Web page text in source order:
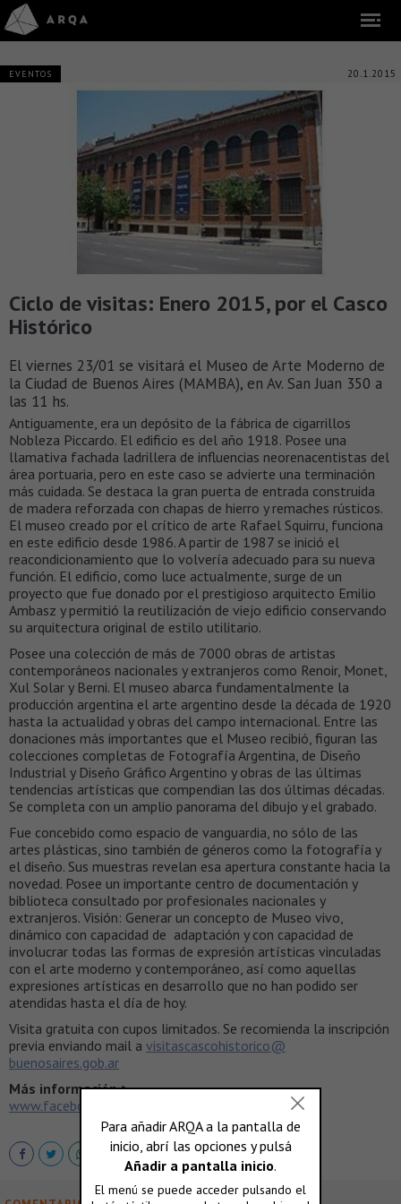
EVENTOS 20.1.2015
Ciclo de visitas: Enero 2015, por el Casco
Histórico
El viernes 23/01 se visitará el Museo de Arte Moderno de
la Ciudad de Buenos Aires (MAMBA), en Av. San Juan 350 a
las 11 hs.
Antiguamente, era un depósito de la fábrica de cigarrillos
Nobleza Piccardo. El edificio es del año 1918. Posee una
llamativa fachada ladrillera de influencias neorenacentistas del
área portuaria, pero en este caso se advierte una terminación
más cuidada. Se destaca la gran puerta de entrada construida
de madera reforzada con chapas de hierro y remaches rústicos.
El museo creado por el crítico de arte Rafael Squirru, funciona
en este edificio desde 1986. A partir de 1987 se inició el
reacondicionamiento que lo volvería adecuado para su nueva
función. El edificio, como luce actualmente, surge de un
proyecto que fue donado por el prestigioso arquitecto Emilio
Ambasz y permitió la reutilización de viejo edificio conservando
su arquitectura original de estilo utilitario.
Posee una colección de más de 7000 obras de artistas
contemporáneos nacionales y extranjeros como Renoir, Monet,
Xul Solar y Berni. El museo abarca fundamentalmente la
producción argentina el arte argentino desde la década de 1920
hasta la actualidad y obras del campo internacional. Entre las
donaciones más importantes que el Museo recibió, figuran las
colecciones completas de Fotografía Argentina, de Diseño
Industrial y Diseño Gráfico Argentino y obras de las últimas
tendencias artísticas que compendian las dos últimas décadas.
Se completa con un amplio panorama del dibujo y el grabado.
Fue concebido como espacio de vanguardia, no sólo de las
artes plásticas, sino también de géneros como la fotografía y
el diseño. Sus muestras revelan esa apertura constante hacia la
novedad. Posee un importante centro de documentación y
biblioteca consultado por profesionales nacionales y
extranjeros. Visión: Generar un concepto de Museo vivo,
dinámico con capacidad de adaptación y con capacidad de
involucrar todas las formas de expresión artísticas vinculadas
con el arte moderno y contemporáneo, así como aquellas
expresiones artísticas en desarrollo que no han podido ser
atendidas hasta el día de hoy.
Visita gratuita con cupos limitados. Se recomienda la inscripción
previa enviando mail a visitascascohistorico@
buenosaires.gob.ar
Más información >
www.facebook.com/cascohistoricodebuenosaires